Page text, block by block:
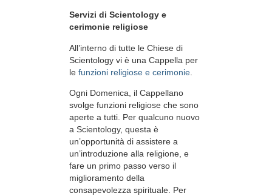
Servizi di Scientology e
cerimonie religiose
All’interno di tutte le Chiese di
Scientology vi è una Cappella per
le funzioni religiose e cerimonie
Ogni Domenica, il Cappellano
svolge funzioni religiose che sono
aperte a tutti. Per qualcuno nuovo
a Scientology, questa è
un’opportunità di assistere a
un’introduzione alla religione, e
fare un primo passo verso il
miglioramento della
consapevolezza spirituale. Per